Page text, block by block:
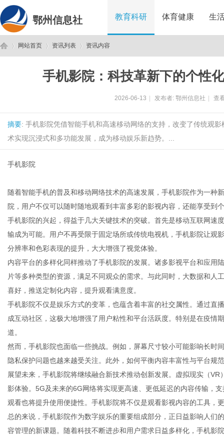
鄂州信息社 教育科研 体育健康 生
网站首页 资讯列表 资讯内容
手机影院：科技革新下的个性
2026-06-13 发布者: 鄂州信息社 查
摘要: 手机影院凭借智能手机和高速移动网络的支持，改变了传统观
术实现沉浸式和多功能发展，成为移动娱乐新趋势。...
手机影院
随着智能手机的普及和移动网络技术的高速发展，手机影院作为一种
院，用户不仅可以随时随地观看到丰富多彩的影视内容，还能享受到
手机影院的兴起，得益于几大关键技术的突破。首先是移动互联网速
输成为可能。用户不再受限于固定场所或传统电视机，手机影院让观
分辨率和色彩表现的提升，大大增强了视觉体验。
内容平台的多样化同样推动了手机影院的发展。诸多影视平台和应用
片等多种类型的资源，满足不同观众的需求。与此同时，大数据和
喜好，推送定制化内容，提升观看满意度。
手机影院不仅是娱乐方式的变革，也蕴含着丰富的社交属性。通过直
成互动社区，这极大地增强了用户粘性和平台活跃度。特别是在疫情
道。
然而，手机影院也面临一些挑战。例如，屏幕尺寸较小可能影响长时
隐私保护问题也越来越受关注。此外，如何平衡内容丰富性与平台规
展望未来，手机影院将继续融合新技术推动创新发展。虚拟现实（
影体验。5G及未来的6G网络将实现更高速、更低延迟的内容传输，
观看也将提升使用便捷性。手机影院将不仅是观看影视内容的工具，
总的来说，手机影院作为数字娱乐的重要组成部分，正日益影响人们
容管理的新课题。随着科技不断进步和用户需求日益多样化，手机影